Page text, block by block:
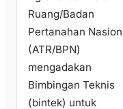
Ruang/Badan
Pertanahan
(ATR/BPN)
mengadakan
Bimbingan Teknis
(bintek) untuk